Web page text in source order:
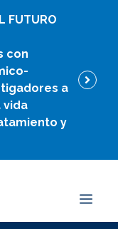
FUTURO
con
a
vida
y